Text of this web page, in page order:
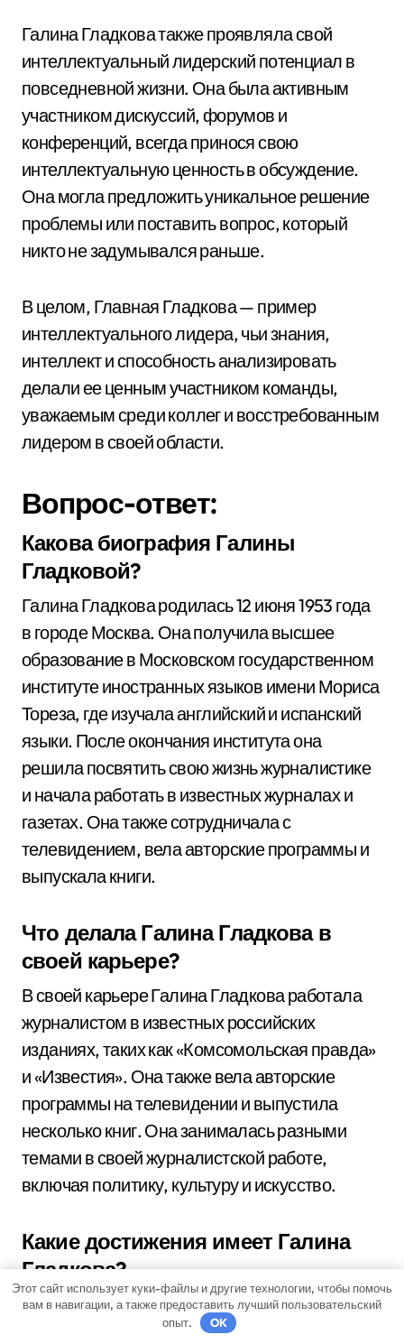
Галина Гладкова также проявляла свой
интеллектуальный лидерский потенциал в
повседневной жизни. Она была активным
участником дискуссий, форумов и
конференций, всегда принося свою
интеллектуальную ценность в обсуждение.
Она могла предложить уникальное решение
проблемы или поставить вопрос, который
никто не задумывался раньше.
В целом, Главная Гладкова — пример
интеллектуального лидера, чьи знания,
интеллект и способность анализировать
делали ее ценным участником команды,
уважаемым среди коллег и восстребованным
лидером в своей области.
Вопрос-ответ:
Какова биография Галины
Гладковой?
Галина Гладкова родилась 12 июня 1953 года
в городе Москва. Она получила высшее
образование в Московском государственном
институте иностранных языков имени Мориса
Тореза, где изучала английский и испанский
языки. После окончания института она
решила посвятить свою жизнь журналистике
и начала работать в известных журналах и
газетах. Она также сотрудничала с
телевидением, вела авторские программы и
выпускала книги.
Что делала Галина Гладкова в
своей карьере?
В своей карьере Галина Гладкова работала
журналистом в известных российских
изданиях, таких как «Комсомольская правда»
и «Известия». Она также вела авторские
программы на телевидении и выпустила
несколько книг. Она занималась разными
темами в своей журналистской работе,
включая политику, культуру и искусство.
Какие достижения имеет Галина
Гладкова?
Галина Гладкова имеет множество
достижений в своей карьере. Она является
Этот сайт использует куки-файлы и другие технологии, чтобы помочь
вам в навигации, а также предоставить лучший пользовательский
опыт.
OK